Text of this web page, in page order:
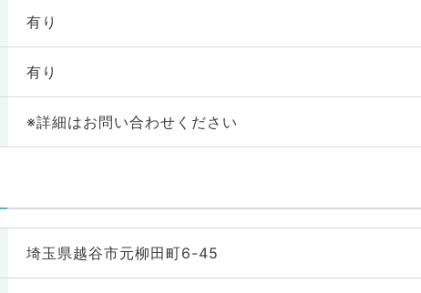
有り
有り
※詳細はお問い合わせください
埼玉県越谷市元柳田町6-45